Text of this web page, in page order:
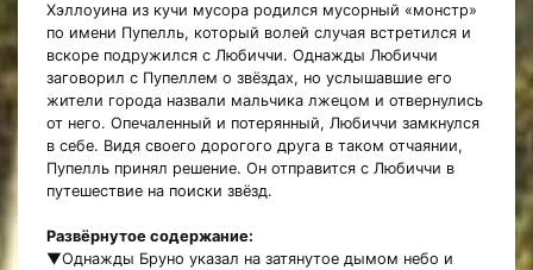
Хэллоуина из кучи мусора родился мусорный «монстр»
по имени Пупелль, который волей случая встретился и
вскоре подружился с Любиччи. Однажды Любиччи
заговорил с Пупеллем о звёздах, но услышавшие его
жители города назвали мальчика лжецом и отвернулись
от него. Опечаленный и потерянный, Любиччи замкнулся
в себе. Видя своего дорогого друга в таком отчаянии,
Пупелль принял решение. Он отправится с Любиччи в
путешествие на поиски звёзд.
Развёрнутое содержание:
▼Однажды Бруно указал на затянутое дымом небо и